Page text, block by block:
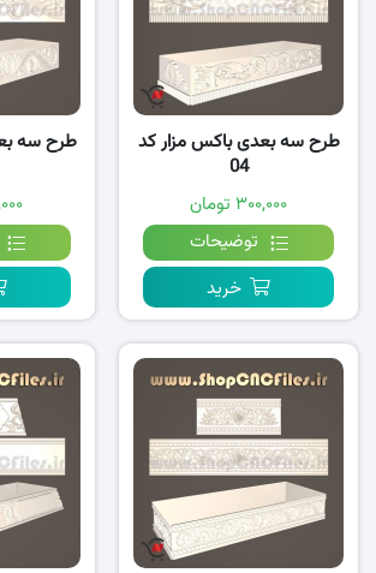
طرح سه بعدی باکس مزار کد
04
۳۰۰,۰۰۰ تومان
توضیحات
خرید
طرح سه